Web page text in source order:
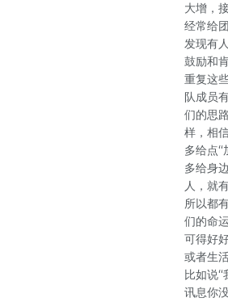
大增，
经常给
发现有
鼓励和
重复这
队成员
们的思
样，相
多给点“
多给身
人，就
所以都
们的命
可得好
或者生
比如说
讯息你